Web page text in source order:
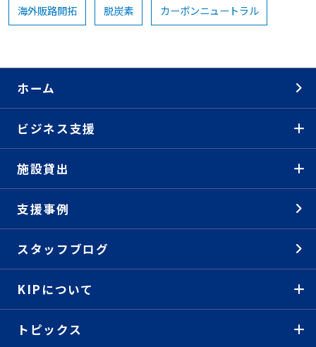
海外販路開拓 脱炭素 カーボンニュートラル
ホーム
ビジネス支援
施設貸出
支援事例
スタッフブログ
KIPについて
トピックス